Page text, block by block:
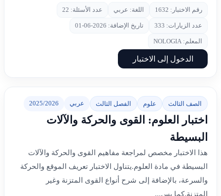
رقم الاختبار: 1632 اللغة: عربي عدد الأسئلة: 22
عدد الزيارات: 333 تاريخ الإضافة: 2026-06-01
المعلم: NOLOGIA
الدخول إلى الاختبار
الصف الثالث علوم الفصل الثالث عربي 2025/2026
اختبار العلوم: القوى والحركة والآلات
البسيطة
هذا الاختبار مخصص لمراجعة مفاهيم القوى والحركة والآلات
البسيطة في مادة العلوم.يتناول الاختبار تعريف الموقع والحركة
والسرعة، بالإضافة إلى شرح أنواع القوى المتزنة وغير
المتزنة.كما يس...